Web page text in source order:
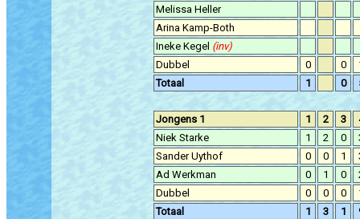
Melissa Heller
Arina Kamp-Both
Ineke Kegel (inv)
Dubbel
0 0
Totaal
1 0
Jongens 1 1 2 3
Niek Starke
1 2 0
Sander Uythof
0 0 1
Ad Werkman
0 1 0
Dubbel
0 0 0
Totaal
1 3 1